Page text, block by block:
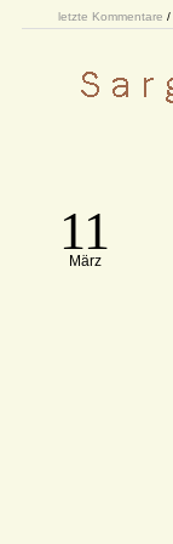
letzte Kommentare /
11
März